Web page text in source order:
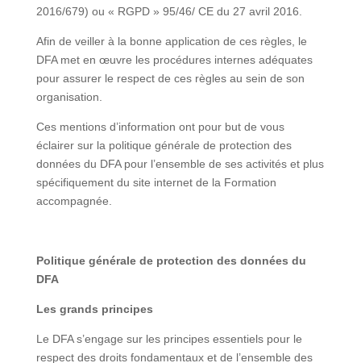
2016/679) ou « RGPD » 95/46/ CE du 27 avril 2016.
Afin de veiller à la bonne application de ces règles, le
DFA met en œuvre les procédures internes adéquates
pour assurer le respect de ces règles au sein de son
organisation.
Ces mentions d’information ont pour but de vous
éclairer sur la politique générale de protection des
données du DFA pour l’ensemble de ses activités et plus
spécifiquement du site internet de la Formation
accompagnée.
Politique générale de protection des données du
DFA
Les grands principes
Le DFA s’engage sur les principes essentiels pour le
respect des droits fondamentaux et de l’ensemble des